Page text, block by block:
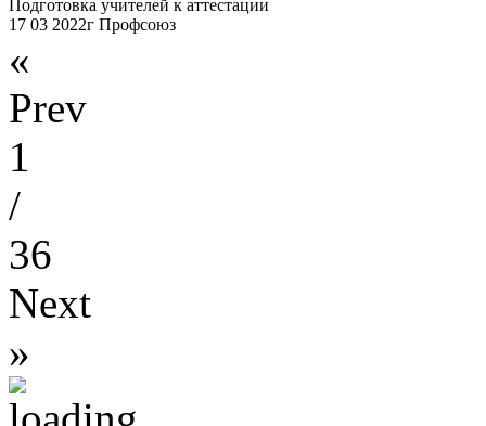
Подготовка учителей к аттестации
17 03 2022г Профсоюз
«
Prev
1
/
36
Next
»